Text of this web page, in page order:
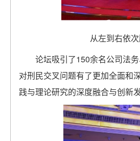
从左到右依
论坛吸引了150余名公司法
对刑民交叉问题有了更加全面和
践与理论研究的深度融合与创新